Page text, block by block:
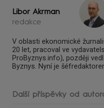
Libor Akrman
redakce
V oblasti ekonomické
20 let, pracoval ve
ProByznys.info), později
Byznys. Nyní je
Další příspěvky od